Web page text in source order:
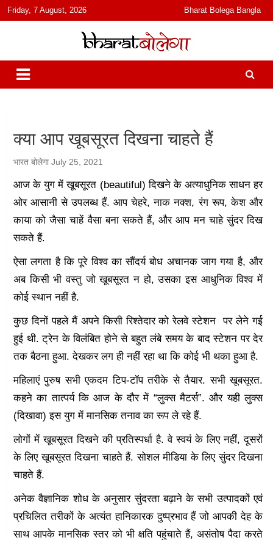
content
Friday, 7 August, 2026 Bharat Bolega Bangla
भारत बोलेगा
हिंदी में समाचार, विचार, ऑडियो, वीडियो और फ़ीचर. भारत बोलेगा हिंदी न्यूज़ वेबसाइट
India: News, Views, Info, Trends & Podcast I जानकारी भी समझदारी भी
और पॉडकास्ट
क्या आप खूबसूरत दिखना चाहते हैं
भारत बोलेगा July 25, 2021
आज के युग में खूबसूरत (beautiful) दिखने के अत्याधुनिक साधन हर
ओर आसानी से उपलब्ध हैं. आप चेहरे, नाक नक्श, रंग रूप, केश और
काया को जैसा चाहें वैसा बना सकते हैं, और आप मन चाहे सुंदर दिख
सकते हैं.
ऐसा लगता है कि पूरे विश्व का सौंदर्य बोध अचानक जाग गया है, और
अब किसी भी वस्तु जो खूबसूरत न हो, उसका इस आधुनिक विश्व में
कोई स्थान नहीं है.
कुछ दिनों पहले मैं अपने किसी रिश्तेदार को रेलवे स्टेशन पर लेने गई
हुई थी. ट्रेन के विलंबित होने से बहुत लंबे समय के बाद स्टेशन पर देर
तक बैठना हुआ. देखकर लग ही नहीं रहा था कि कोई भी थका हुआ है.
महिलाएं पुरुष सभी एकदम टिप-टॉप तरीके से तैयार. सभी खूबसूरत.
कहने का तात्पर्य कि आज के दौर में “लुक्स मैटर्स”. और यही लुक्स
(दिखावा) इस युग में मानसिक तनाव का रूप ले रहे हैं.
लोगों में खूबसूरत दिखने की प्रतिस्पर्धा है. वे स्वयं के लिए नहीं, दूसरों
के लिए खूबसूरत दिखना चाहते हैं. सोशल मीडिया के लिए सुंदर दिखना
चाहते हैं.
अनेक वैज्ञानिक शोध के अनुसार सुंदरता बढ़ाने के सभी उत्पादकों एवं
प्रचिलित तरीकों के अत्यंत हानिकारक दुष्प्रभाव हैं जो आपकी देह के
साथ आपके मानसिक स्तर को भी क्षति पहुंचाते हैं, असंतोष पैदा करते